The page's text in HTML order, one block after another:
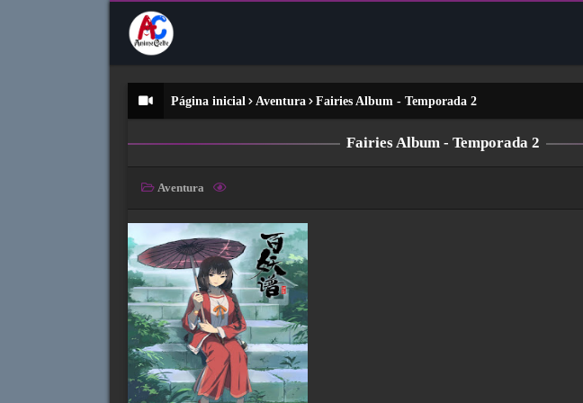
Página inicial Aventura Fairies Album - Temporada 2
Fairies Album - Temporada 2
Aventura